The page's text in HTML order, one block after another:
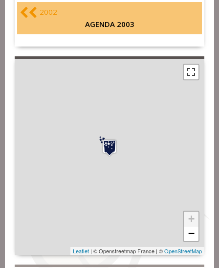
2002
AGENDA 2003
+
−
Leaflet | © Openstreetmap France | ©OpenStreetMap